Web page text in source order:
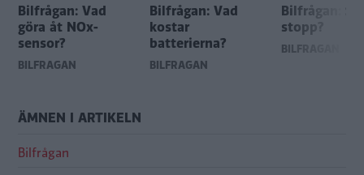
Bilfrågan: Vad
göra åt NOx-
sensor?
BILFRÅGAN
Bilfrågan: Vad
kostar
batterierna?
BILFRÅGAN
Bilfrågan:
stopp?
BILFRÅGAN
ÄMNEN I ARTIKELN
Bilfrågan